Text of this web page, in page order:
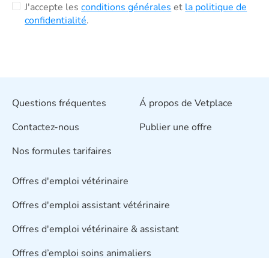
J'accepte lesconditions générales et la politique de
confidentialité.
Questions fréquentes
Contactez-nous
Nos formules tarifaires
Á propos de Vetplace
Publier une offre
Offres d'emploi vétérinaire
Offres d'emploi assistant vétérinaire
Offres d'emploi vétérinaire & assistant
Offres d’emploi soins animaliers